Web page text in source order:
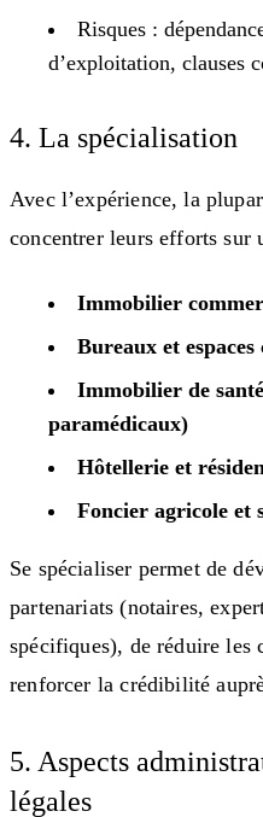
Risques :
d’exploitation, clauses
4. La spécialisation
Avec l’expérience, la
concentrer leurs efforts sur
Immobilier
Bureaux et
Immobilier de
paramédicaux)
Hôtellerie et
Foncier agricole et
Se spécialiser permet de
partenariats (notaires,
spécifiques), de réduire les
renforcer la crédibilité
5. Aspects
légales